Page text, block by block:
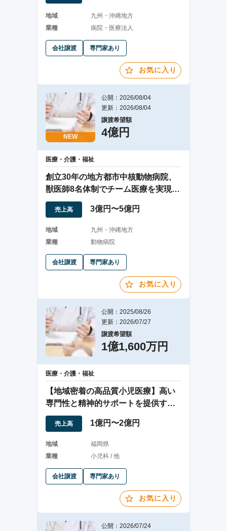
地域
九州・沖縄地方
業種
病院・医療法人
会社譲渡 専門家あり
お気に入り
NEW
公開：2026/08/04
更新：2026/08/04
譲渡希望額
4億円
医療・介護・福祉
創立30年の地方都市中核動物病院、
獣医師8名体制でチーム医療を実現し
安定収益
売上高 3億円〜5億円
地域
九州・沖縄地方
業種
動物病院
会社譲渡 専門家あり
お気に入り
公開：2025/08/26
更新：2026/07/27
譲渡希望額
1億1,600万円
医療・介護・福祉
【地域密着の高品質小児医療】高い
専門性と精神的サポートを提供する
小児科クリニック
売上高 1億円〜2億円
地域
福岡県
業種
小児科 / 他
会社譲渡 専門家あり
お気に入り
公開：2026/07/24